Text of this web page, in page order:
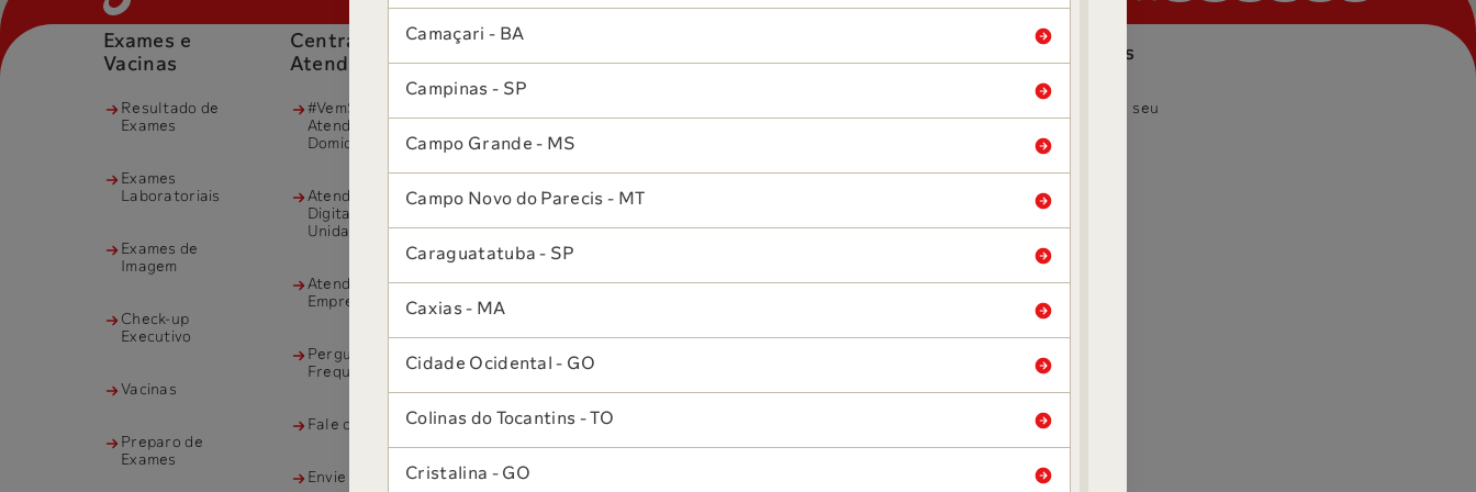
Exames e
Vacinas
Resultado de
Exames
Exames
Laboratoriais
Exames de
Imagem
Check-up
Executivo
Vacinas
Preparo de
Exames
Central de
Atendimento
#VemSabin
Atendimento
Domiciliar
Atendimento
Digital para
Unidades
Atendimento à
Empresas
Perguntas
Frequentes
Fale com o Sabin
Envie seu Projeto
Corporativa
Gestão de
Pessoas
Instituto Sabin
Grupo Sabin
os
Convênios
Encontre seu
Camaçari - BA
Campinas - SP
Campo Grande - MS
Campo Novo do Parecis - MT
Caraguatatuba - SP
Caxias - MA
Cidade Ocidental - GO
Colinas do Tocantins - TO
Cristalina - GO